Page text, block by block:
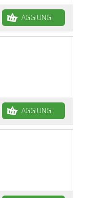
AGGIUNGI
AGGIUNGI